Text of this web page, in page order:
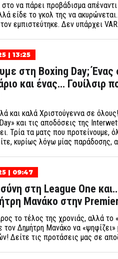
να πάρει προβάδισμα
είδε το γκολ της να
εμπιστεύτηκε. Δεν υπάρχει VAR.
| 13:25
στη Boxing Day;
και ένας… Γουίλσιρ
και καλά Χριστούγεννα σε
και τις αποδόσεις της
Τρία τα ματς που προτείνουμε,
κυρίως λόγω μίας παράδοσης,
| 09:47
στη League One
Μανάκο στην
το τέλος της χρονιάς, αλλά το
τον Δημήτρη Μανάκο να
Δείτε τις προτάσεις μας σε